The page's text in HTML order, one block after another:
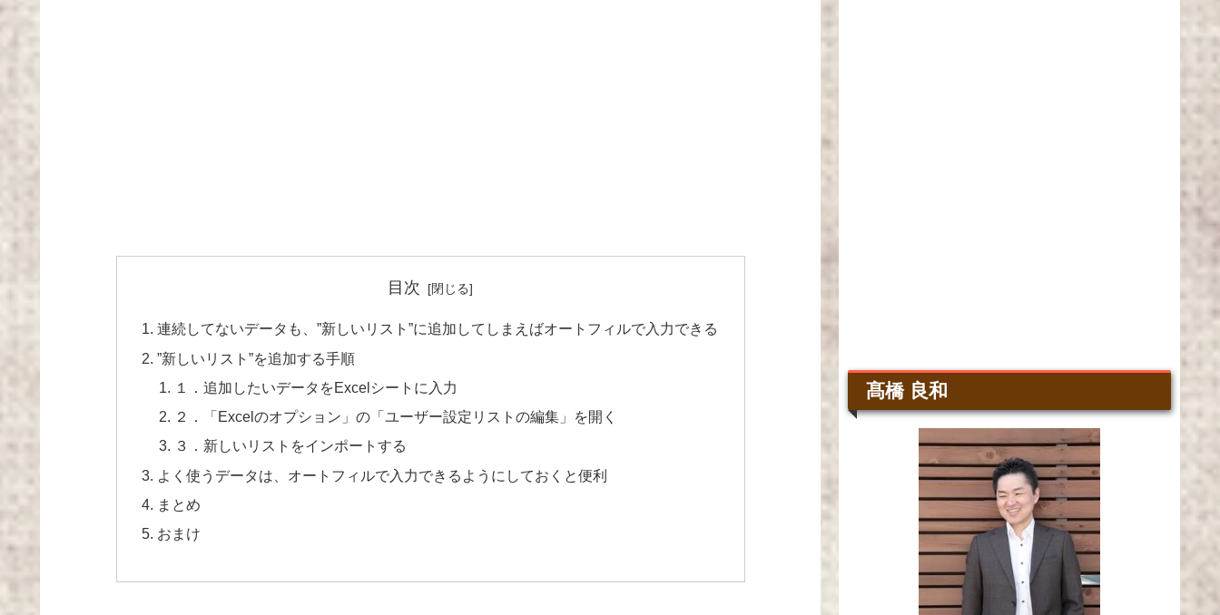
目次
連続してないデータも、”新しいリスト”に追加してしまえばオートフィルで入力できる
”新しいリスト”を追加する手順
１．追加したいデータをExcelシートに入力
２．「Excelのオプション」の「ユーザー設定リストの編集」を開く
３．新しいリストをインポートする
よく使うデータは、オートフィルで入力できるようにしておくと便利
まとめ
おまけ
髙橋 良和